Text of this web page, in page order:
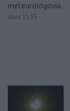
meteorológovia.
dnes 11:55